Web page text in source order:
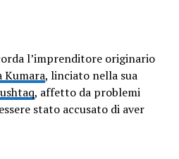
l’imprenditore originario
Kumara, linciato nella sua
, affetto da problemi
stato accusato di aver